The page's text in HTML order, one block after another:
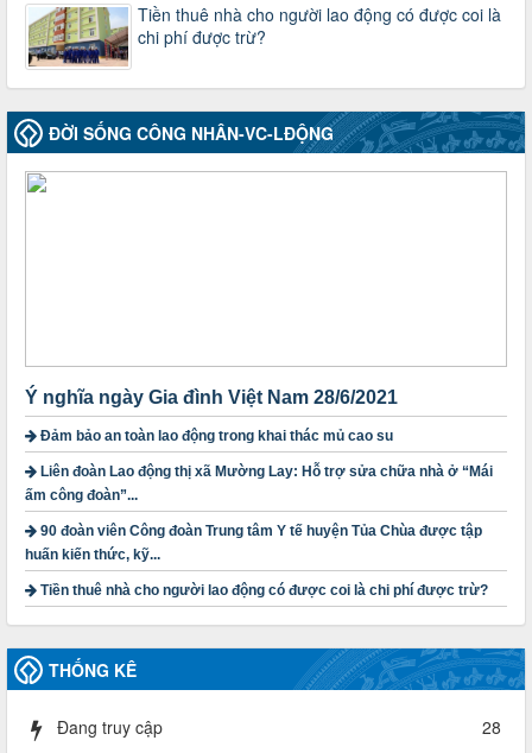
50/2024/QH/15
Luật Công đoàn 2024
Thời gian đăng: 25/12/2024
lượt xem: 4220 | lượt tải:318
2010-CV/TU
Tăng cường công tác lãnh đạo, chỉ đạo phát triển đoàn viên,
thành lập Công đoàn cơ sở trong các doanh nghiệp khu vực
ngoài nhà nước trên địa bàn tỉnh
Thời gian đăng: 23/09/2024
lượt xem: 4195 | lượt tải:1311
3716/TLD-TC
Công văn hướng dẫn công tác quả lý tài chính, tài sản công
đoàn khi đơn vị sát nhập, chấm dứt hoạt động
Thời gian đăng: 13/04/2025
lượt xem: 2001 | lượt tải:719
60/TB-LĐLĐ
Thông báo công khai dự toán thu, chi tài chính công đoàn
LĐLĐ tỉnh Điện Biên năm 2025
lượt xem: 816 | lượt tải:284
485/QĐ-LĐLĐ
Quyết định về việc công bố công khai quyết toán ngân sách
nhà nước năm 2024
Tiền thuê nhà cho người lao động có được coi là
chi phí được trừ?
ĐỜI SỐNG CÔNG NHÂN-VC-LĐỘNG
Ý nghĩa ngày Gia đình Việt Nam 28/6/2021
Đảm bảo an toàn lao động trong khai thác mủ cao su
Liên đoàn Lao động thị xã Mường Lay: Hỗ trợ sửa chữa nhà ở “Mái
ấm công đoàn”...
90 đoàn viên Công đoàn Trung tâm Y tế huyện Tủa Chùa được tập
huấn kiến thức, kỹ...
Tiền thuê nhà cho người lao động có được coi là chi phí được trừ?
THỐNG KÊ
Đang truy cập 28